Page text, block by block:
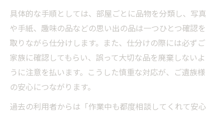
具体的な手順としては、部屋ごとに品物を分類し、写真
や手紙、趣味の品などの思い出の品は一つひとつ確認を
取りながら仕分けします。また、仕分けの際には必ずご
家族に確認してもらい、誤って大切な品を廃棄しないよ
うに注意を払います。こうした慎重な対応が、ご遺族様
の安心につながります。
過去の利用者からは「作業中も都度相談してくれて安心